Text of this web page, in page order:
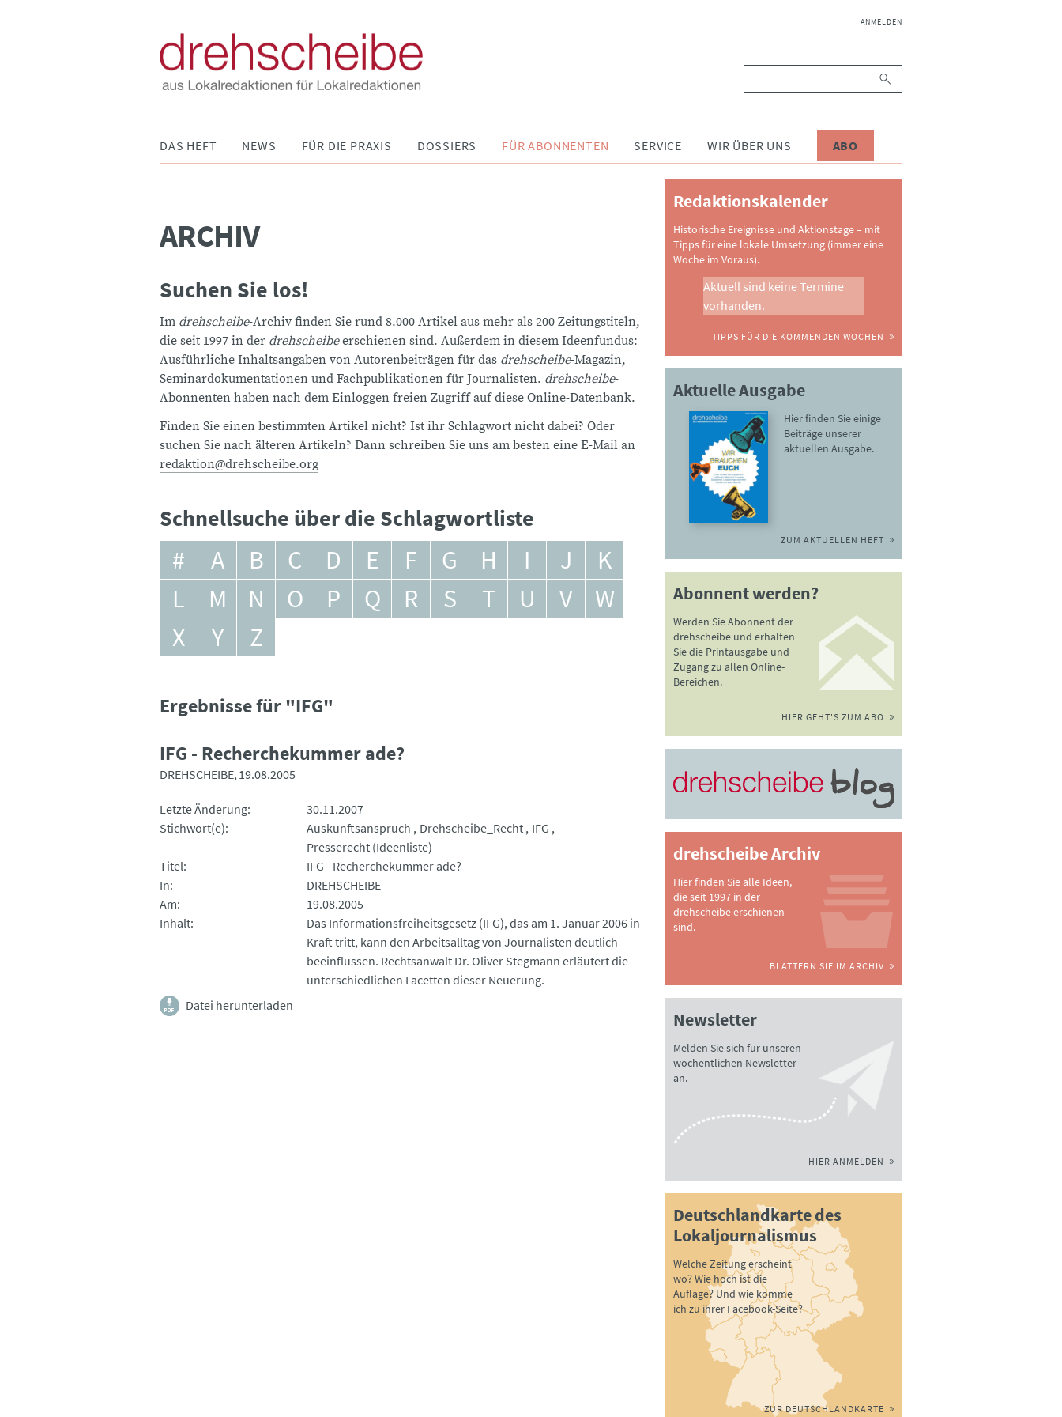
NAVIGATION
ANMELDEN
DAS HEFT NEWS FÜR DIE PRAXIS DOSSIERS FÜR ABONNENTEN SERVICE WIR ÜBER UNS ABO
ARCHIV
Suchen Sie los!
Im drehscheibe-Archiv finden Sie rund 8.000 Artikel aus mehr als 200 Zeitungstiteln,
die seit 1997 in der drehscheibeerschienen sind. Außerdem in diesem Ideenfundus:
Ausführliche Inhaltsangaben von Autorenbeiträgen für das drehscheibe-Magazin,
Seminardokumentationen und Fachpublikationen für Journalisten. drehscheibe-
Abonnenten haben nach dem Einloggen freien Zugriff auf diese Online-Datenbank.
Finden Sie einen bestimmten Artikel nicht? Ist ihr Schlagwort nicht dabei? Oder
suchen Sie nach älteren Artikeln? Dann schreiben Sie uns am besten eine E-Mail an
redaktion@drehscheibe.org
Schnellsuche über die Schlagwortliste
# A B C D E F G H I J
K
L
M N O P Q R S T U V
W
X
Y Z
Ergebnisse für "IFG"
IFG - Recherchekummer ade?
DREHSCHEIBE 19.08.2005
Letzte Änderung
30.11.2007
Stichwort(e)
Auskunftsanspruch Drehscheibe_Recht
IFG
Presserecht (Ideenliste)
Titel
IFG - Recherchekummer ade?
In
DREHSCHEIBE
Am
19.08.2005
Inhalt
Das Informationsfreiheitsgesetz (IFG), das am 1. Januar 2006 in
Kraft tritt, kann den Arbeitsalltag von Journalisten deutlich
beeinflussen. Rechtsanwalt Dr. Oliver Stegmann erläutert die
unterschiedlichen Facetten dieser Neuerung.
Datei herunterladen
Redaktionskalender
Historische Ereignisse und Aktionstage – mit
Tipps für eine lokale Umsetzung (immer eine
Woche im Voraus).
Aktuell sind keine Termine
vorhanden.
TIPPS FÜR DIE KOMMENDEN WOCHEN
Aktuelle Ausgabe
Hier finden Sie einige
Beiträge unserer
aktuellen Ausgabe.
ZUM AKTUELLEN HEFT
Abonnent werden?
Werden Sie Abonnent der
drehscheibe und erhalten
Sie die Printausgabe und
Zugang zu allen Online-
Bereichen.
HIER GEHT'S ZUM ABO
drehscheibe Archiv
Hier finden Sie alle Ideen,
die seit 1997 in der
drehscheibe erschienen
sind.
BLÄTTERN SIE IM ARCHIV
Newsletter
Melden Sie sich für unseren
wöchentlichen Newsletter
an.
HIER ANMELDEN
Deutschlandkarte des
Lokaljournalismus
Welche Zeitung erscheint
wo? Wie hoch ist die
Auflage? Und wie komme
ich zu ihrer Facebook-Seite?
ZUR DEUTSCHLANDKARTE